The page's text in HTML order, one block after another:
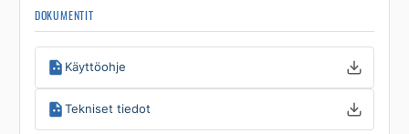
DOKUMENTIT
Käyttöohje
Tekniset tiedot